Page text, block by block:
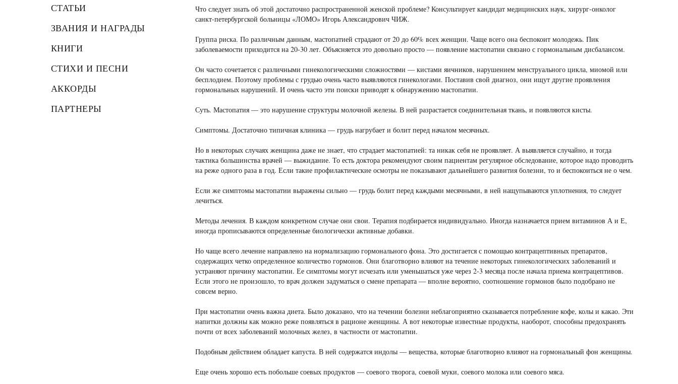
СТАТЬИ
ЗВАНИЯ И НАГРАДЫ
КНИГИ
СТИХИ И ПЕСНИ
АККОРДЫ
ПАРТНЕРЫ
Что следует знать об этой достаточно распространенной женской проблеме? Консультирует кандидат медицинских наук, хирург-онколог
санкт-петербургской больницы «ЛОМО» Игорь Александрович ЧИЖ.
Группа риска. По различным данным, мастопатией страдают от 20 до 60% всех женщин. Чаще всего она беспокоит молодежь. Пик
заболеваемости приходится на 20-30 лет. Объясняется это довольно просто — появление мастопатии связано с гормональным дисбалансом.
Он часто сочетается с различными гинекологическими сложностями — кистами яичников, нарушением менструального цикла, миомой или
бесплодием. Поэтому проблемы с грудью очень часто выявляются гинекологами. Поставив свой диагноз, они ищут другие проявления
гормональных нарушений. И очень часто эти поиски приводят к обнаружению мастопатии.
Суть. Мастопатия — это нарушение структуры молочной железы. В ней разрастается соединительная ткань, и появляются кисты.
Симптомы. Достаточно типичная клиника — грудь нагрубает и болит перед началом месячных.
Но в некоторых случаях женщина даже не знает, что страдает мастопатией: та никак себя не проявляет. А выявляется случайно, и тогда
тактика большинства врачей — выжидание. То есть доктора рекомендуют своим пациентам регулярное обследование, которое надо проводить
на реже одного раза в год. Если такие профилактические осмотры не показывают дальнейшего развития болезни, то и беспокоиться не о чем.
Если же симптомы мастопатии выражены сильно — грудь болит перед каждыми месячными, в ней нащупываются уплотнения, то следует
лечиться.
Методы лечения. В каждом конкретном случае они свои. Терапия подбирается индивидуально. Иногда назначается прием витаминов А и Е,
иногда прописываются определенные биологически активные добавки.
Но чаще всего лечение направлено на нормализацию гормонального фона. Это достигается с помощью контрацептивных препаратов,
содержащих четко определенное количество гормонов. Они благотворно влияют на течение некоторых гинекологических заболеваний и
устраняют причину мастопатии. Ее симптомы могут исчезать или уменьшаться уже через 2-3 месяца после начала приема контрацептивов.
Если этого не произошло, то врач должен задуматься о смене препарата — вполне вероятно, соотношение гормонов было подобрано не
совсем верно.
При мастопатии очень важна диета. Было доказано, что на течении болезни неблагоприятно сказывается потребление кофе, колы и какао. Эти
напитки должны как можно реже появляться в рационе женщины. А вот некоторые известные продукты, наоборот, способны предохранять
почти от всех заболеваний молочных желез, в частности от мастопатии.
Подобным действием обладает капуста. В ней содержатся индолы — вещества, которые благотворно влияют на гормональный фон женщины.
Еще очень хорошо есть побольше соевых продуктов — соевого творога, соевой муки, соевого молока или соевого мяса.